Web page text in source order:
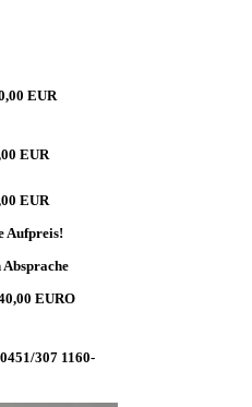
EUR
EUR
EUR
Aufpreis!
Absprache
EURO
307 1160-